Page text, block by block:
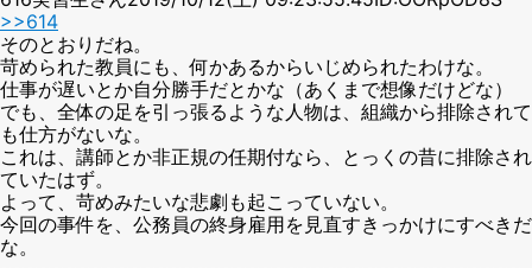
>>614
そのとおりだね。
苛められた教員にも、何かあるからいじめられたわけな。
仕事が遅いとか自分勝手だとかな（あくまで想像だけどな）
でも、全体の足を引っ張るような人物は、組織から排除されて
も仕方がないな。
これは、講師とか非正規の任期付なら、とっくの昔に排除され
ていたはず。
よって、苛めみたいな悲劇も起こっていない。
今回の事件を、公務員の終身雇用を見直すきっかけにすべきだ
な。